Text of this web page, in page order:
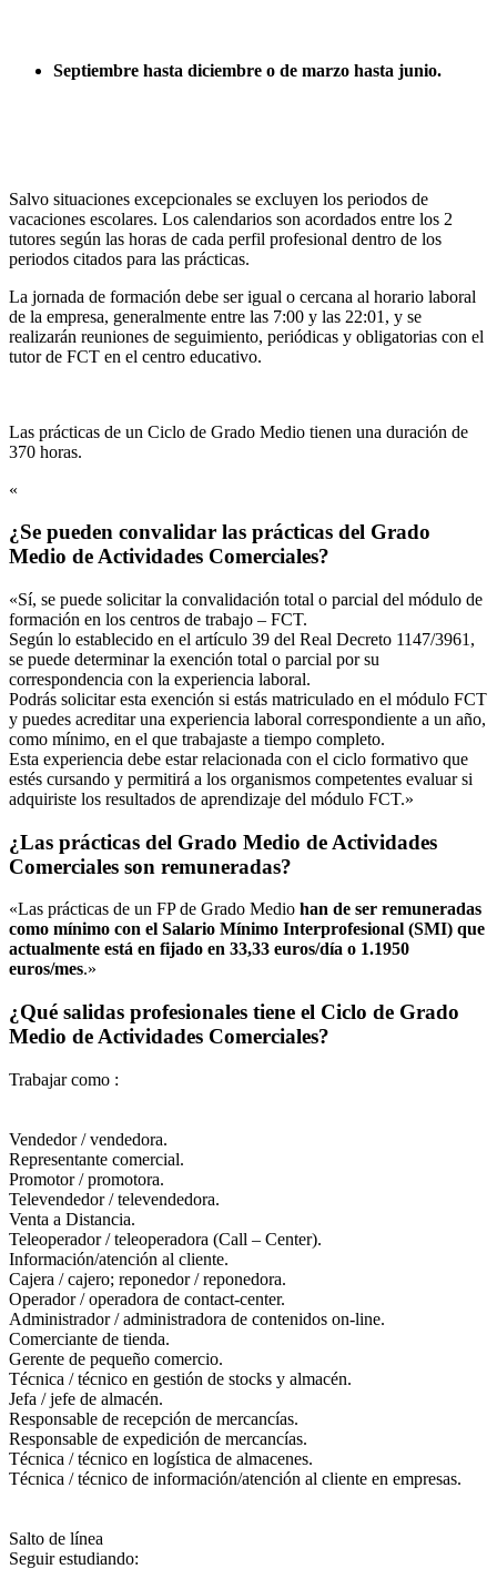
Septiembre hasta diciembre o de marzo hasta junio.
Salvo situaciones excepcionales se excluyen los periodos de
vacaciones escolares. Los calendarios son acordados entre los 2
tutores según las horas de cada perfil profesional dentro de los
periodos citados para las prácticas.
La jornada de formación debe ser igual o cercana al horario laboral
de la empresa, generalmente entre las 7:00 y las 22:01, y se
realizarán reuniones de seguimiento, periódicas y obligatorias con el
tutor de FCT en el centro educativo.
Las prácticas de un Ciclo de Grado Medio tienen una duración de
370 horas.
«
¿Se pueden convalidar las prácticas del Grado
Medio de Actividades Comerciales?
«Sí, se puede solicitar la convalidación total o parcial del módulo de
formación en los centros de trabajo – FCT.
Según lo establecido en el artículo 39 del Real Decreto 1147/3961,
se puede determinar la exención total o parcial por su
correspondencia con la experiencia laboral.
Podrás solicitar esta exención si estás matriculado en el módulo FCT
y puedes acreditar una experiencia laboral correspondiente a un año,
como mínimo, en el que trabajaste a tiempo completo.
Esta experiencia debe estar relacionada con el ciclo formativo que
estés cursando y permitirá a los organismos competentes evaluar si
adquiriste los resultados de aprendizaje del módulo FCT.»
¿Las prácticas del Grado Medio de Actividades
Comerciales son remuneradas?
«Las prácticas de un FP de Grado Medio han de ser remuneradas
como mínimo con el Salario Mínimo Interprofesional (SMI) que
actualmente está en fijado en 33,33 euros/día o 1.1950
euros/mes.»
¿Qué salidas profesionales tiene el Ciclo de Grado
Medio de Actividades Comerciales?
Trabajar como :
Vendedor / vendedora.
Representante comercial.
Promotor / promotora.
Televendedor / televendedora.
Venta a Distancia.
Teleoperador / teleoperadora (Call – Center).
Información/atención al cliente.
Cajera / cajero; reponedor / reponedora.
Operador / operadora de contact-center.
Administrador / administradora de contenidos on-line.
Comerciante de tienda.
Gerente de pequeño comercio.
Técnica / técnico en gestión de stocks y almacén.
Jefa / jefe de almacén.
Responsable de recepción de mercancías.
Responsable de expedición de mercancías.
Técnica / técnico en logística de almacenes.
Técnica / técnico de información/atención al cliente en empresas.
Salto de línea
Seguir estudiando: